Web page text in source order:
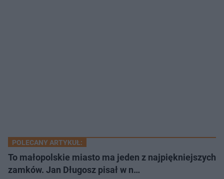
POLECANY ARTYKUŁ:
To małopolskie miasto ma jeden z najpiękniejszych
zamków. Jan Długosz pisał w n…